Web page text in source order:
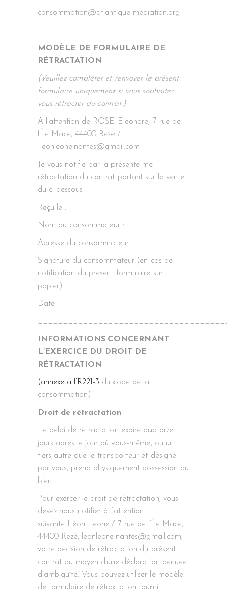
consommation@atlantique-mediation.org
MODÈLE DE FORMULAIRE DE
RÉTRACTATION
(Veuillez compléter et renvoyer le présent
formulaire uniquement si vous souhaitez
vous rétracter du contrat.)
A l’attention de ROSE Eléonore, 7 rue de
l’Île Macé, 44400 Rezé /
leonleone.nantes@gmail.com :
Je vous notifie par la présente ma
rétractation du contrat portant sur la vente
du ci-dessous :
Reçu le :
Nom du consommateur :
Adresse du consommateur :
Signature du consommateur (en cas de
notification du présent formulaire sur
papier) :
Date :
INFORMATIONS CONCERNANT
L’EXERCICE DU DROIT DE
RÉTRACTATION
(annexe à l’R221-3 du code de la
consommation)
Droit de rétractation
Le délai de rétractation expire quatorze
jours après le jour où vous-même, ou un
tiers autre que le transporteur et désigné
par vous, prend physiquement possession du
bien.
Pour exercer le droit de rétractation, vous
devez nous notifier à l’attention
suivante Léon Léone / 7 rue de l’Île Macé,
44400 Rezé, leonleone.nantes@gmail.com,
votre décision de rétractation du présent
contrat au moyen d’une déclaration dénuée
d’ambiguïté. Vous pouvez utiliser le modèle
de formulaire de rétractation fourni.